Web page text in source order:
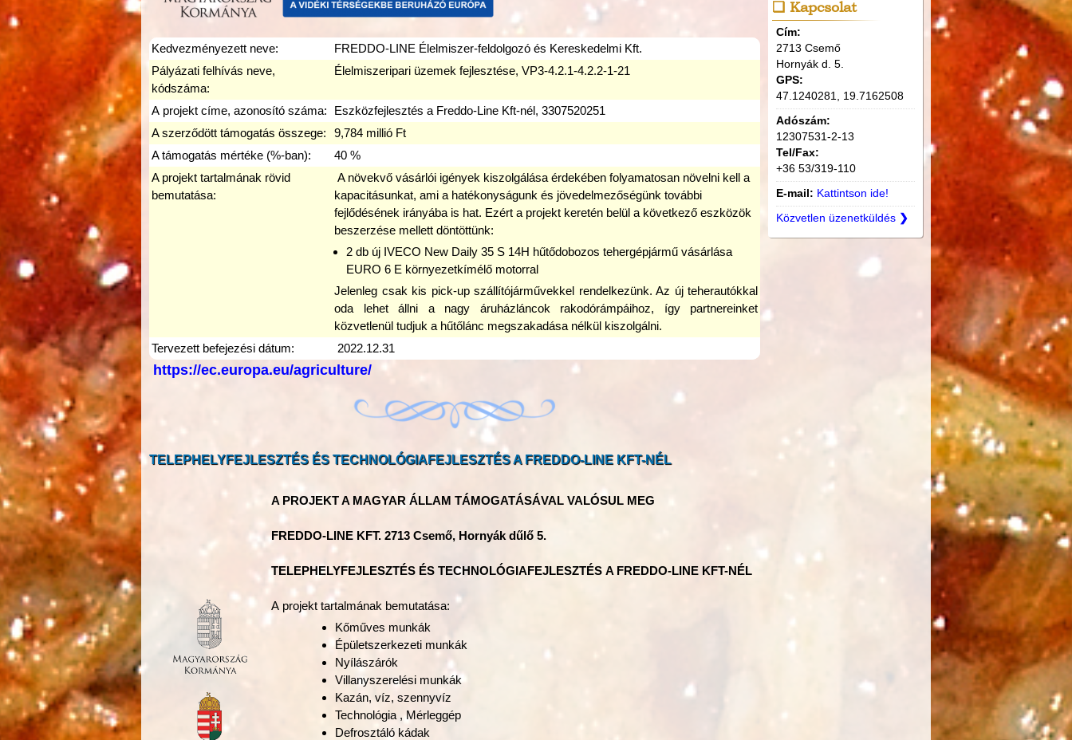
Kedvezményezett neve:
FREDDO-LINE Élelmiszer-feldolgozó és Kereskedelmi Kft.
Pályázati felhívás neve,
kódszáma:
Élelmiszeripari üzemek fejlesztése, VP3-4.2.1-4.2.2-1-21
A projekt címe, azonosító száma:
Eszközfejlesztés a Freddo-Line Kft-nél, 3307520251
A szerződött támogatás összege:
9,784 millió Ft
A támogatás mértéke (%-ban):
40 %
A projekt tartalmának rövid
bemutatása:
A növekvő vásárlói igények kiszolgálása érdekében folyamatosan növelni kell a
kapacitásunkat, ami a hatékonyságunk és jövedelmezőségünk további
fejlődésének irányába is hat. Ezért a projekt keretén belül a következő eszközök
beszerzése mellett döntöttünk:
2 db új IVECO New Daily 35 S 14H hűtődobozos tehergépjármű vásárlása
EURO 6 E környezetkímélő motorral
Jelenleg csak kis pick-up szállítójárművekkel rendelkezünk. Az új teherautókkal
oda lehet állni a nagy áruházláncok rakodórámpáihoz, így partnereinket
közvetlenül tudjuk a hűtőlánc megszakadása nélkül kiszolgálni.
Tervezett befejezési dátum:
2022.12.31
https://ec.europa.eu/agriculture/
TELEPHELYFEJLESZTÉS ÉS TECHNOLÓGIAFEJLESZTÉS A FREDDO-LINE KFT-NÉL
A PROJEKT A MAGYAR ÁLLAM TÁMOGATÁSÁVAL VALÓSUL MEG
FREDDO-LINE KFT. 2713 Csemő, Hornyák dűlő 5.
TELEPHELYFEJLESZTÉS ÉS TECHNOLÓGIAFEJLESZTÉS A FREDDO-LINE KFT-NÉL
A projekt tartalmának bemutatása:
Kőműves munkák
Épületszerkezeti munkák
Nyílászárók
Villanyszerelési munkák
Kazán, víz, szennyvíz
Technológia , Mérleggép
Defrosztáló kádak
Kapcsolat
Cím:
2713 Csemő
Hornyák d. 5.
GPS:
47.1240281, 19.7162508
Adószám:
12307531-2-13
Tel/Fax:
+36 53/319-110
E-mail: Kattintson ide!
Közvetlen üzenetküldés ❯